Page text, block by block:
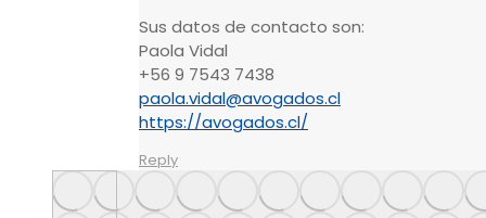
Sus datos de contacto son:
Paola Vidal
+56 9 7543 7438
paola.vidal@avogados.cl
https://avogados.cl/
Reply